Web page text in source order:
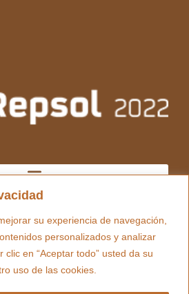
su experiencia de navegación,
personalizados y analizar
clic en “Aceptar todo” usted da su
uso de las cookies.